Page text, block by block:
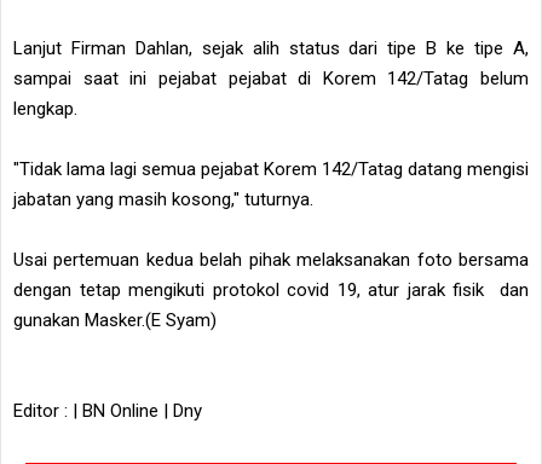
Lanjut Firman Dahlan, sejak alih status dari tipe B ke tipe A,
sampai saat ini pejabat pejabat di Korem 142/Tatag belum
lengkap.
"Tidak lama lagi semua pejabat Korem 142/Tatag datang mengisi
jabatan yang masih kosong," tuturnya.
Usai pertemuan kedua belah pihak melaksanakan foto bersama
dengan tetap mengikuti protokol covid 19, atur jarak fisik dan
gunakan Masker.(E Syam)
Editor : | BN Online | Dny